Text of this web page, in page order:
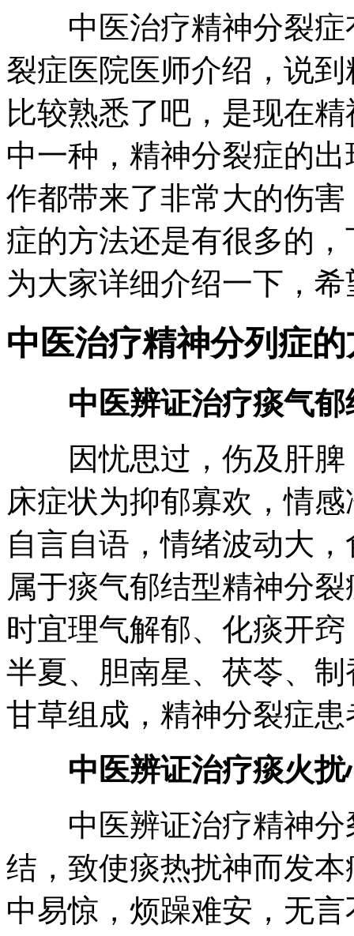
中医治疗精神分裂症
裂症医院医师介绍，说
比较熟悉了吧，是现在
中一种，精神分裂症的
作都带来了非常大的伤
症的方法还是有很多的
为大家详细介绍一下，
中医治疗精神分列症
中医辨证治疗痰气
因忧思过，伤及肝脾
床症状为抑郁寡欢，情
自言自语，情绪波动大
属于痰气郁结型精神分
时宜理气解郁、化痰开
半夏、胆南星、茯苓、
甘草组成，精神分裂症
中医辨证治疗痰火
中医辨证治疗精神分
结，致使痰热扰神而发
中易惊，烦躁难安，无